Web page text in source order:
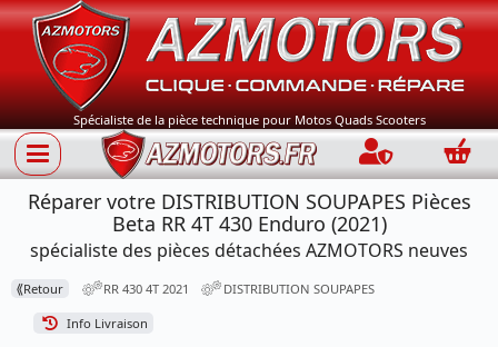
Spécialiste de la pièce technique pour Motos Quads Scooters
Connection
Réparer votre DISTRIBUTION SOUPAPES Pièces
Beta RR 4T 430 Enduro (2021)
spécialiste des pièces détachées AZMOTORS neuves
⟪Retour RR 430 4T 2021 DISTRIBUTION SOUPAPES
Info Livraison